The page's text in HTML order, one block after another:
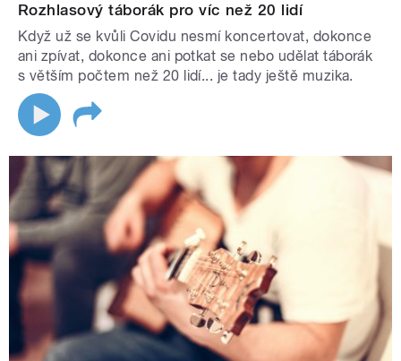
Rozhlasový táborák pro víc než 20 lidí
Když už se kvůli Covidu nesmí koncertovat, dokonce
ani zpívat, dokonce ani potkat se nebo udělat táborák
s větším počtem než 20 lidí... je tady ještě muzika.